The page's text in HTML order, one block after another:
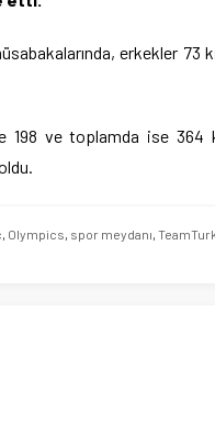
erkekler 73
198 ve toplamda ise 364
, Olympics, spor meydanı,